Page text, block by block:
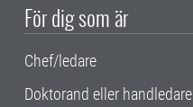
För dig som är
Chef/ledare
Doktorand eller handledare